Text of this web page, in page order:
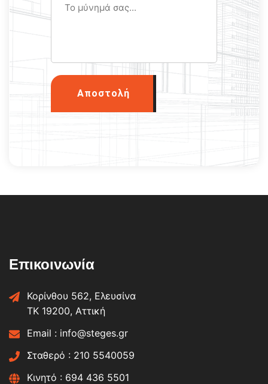
Αποστολή
Επικοινωνία
Κορίνθου 562, Ελευσίνα
ΤΚ 19200, Αττική
Email : info@steges.gr
Σταθερό : 210 5540059
Κινητό : 694 436 5501